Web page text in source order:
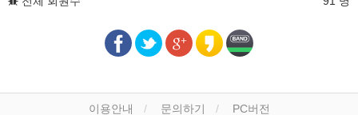
이용안내 문의하기 PC버전